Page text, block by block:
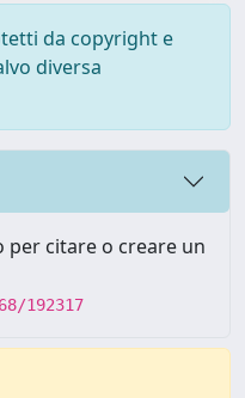
da copyright e
diversa
citare o creare un
192317